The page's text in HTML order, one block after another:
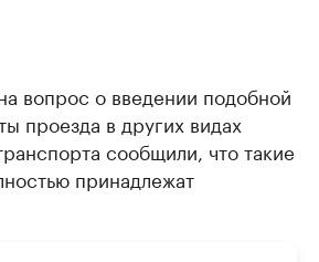
вопрос о введении подобной
проезда в других видах
сообщили, что такие
принадлежат